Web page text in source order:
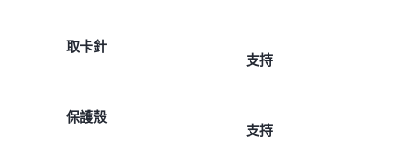
取卡針
支持
保護殼
支持